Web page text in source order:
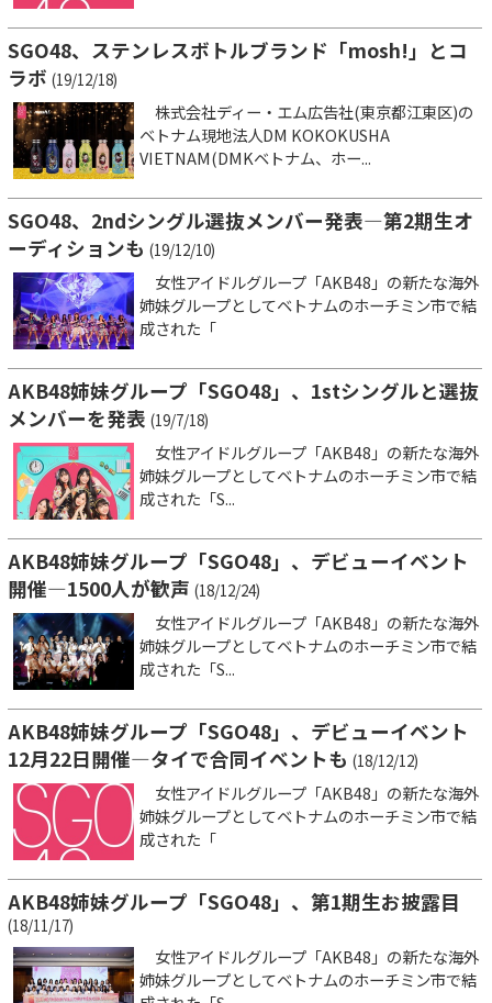
SGO48、ステンレスボトルブランド「mosh!」とコ
ラボ (19/12/18)
株式会社ディー・エム広告社(東京都江東区)の
ベトナム現地法人DM KOKOKUSHA
VIETNAM(DMKベトナム、ホー...
SGO48、2ndシングル選抜メンバー発表―第2期生オ
ーディションも (19/12/10)
女性アイドルグループ「AKB48」の新たな海外
姉妹グループとしてベトナムのホーチミン市で結
成された「
AKB48姉妹グループ「SGO48」、1stシングルと選抜
メンバーを発表 (19/7/18)
女性アイドルグループ「AKB48」の新たな海外
姉妹グループとしてベトナムのホーチミン市で結
成された「S...
AKB48姉妹グループ「SGO48」、デビューイベント
開催―1500人が歓声 (18/12/24)
女性アイドルグループ「AKB48」の新たな海外
姉妹グループとしてベトナムのホーチミン市で結
成された「S...
AKB48姉妹グループ「SGO48」、デビューイベント
12月22日開催―タイで合同イベントも (18/12/12)
女性アイドルグループ「AKB48」の新たな海外
姉妹グループとしてベトナムのホーチミン市で結
成された「
AKB48姉妹グループ「SGO48」、第1期生お披露目
(18/11/17)
女性アイドルグループ「AKB48」の新たな海外
姉妹グループとしてベトナムのホーチミン市で結